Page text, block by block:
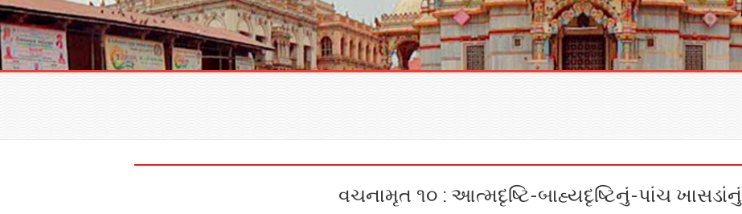
વચનામૃત ૧૦ : આત્મદૃષ્ટિ-બાહ્યદૃષ્ટિનું-પાંચ ખાસડાંનું